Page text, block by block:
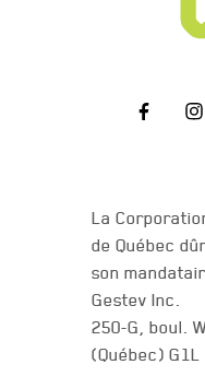
La
de Québec
son
Gestev Inc.
250-G, boul.
(Québec) G1L